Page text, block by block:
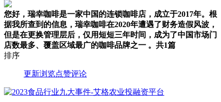
您好，瑞幸咖啡是一家中国的连锁咖啡店，成立于2017年。根
据我所查到的信息，瑞幸咖啡在2020年遭遇了财务造假风波，
但是在更换管理层后，仅用短短三年时间，成为了中国市场门
店数最多、覆盖区域最广的咖啡品牌之一 。 共1篇
排序
更新浏览点赞评论